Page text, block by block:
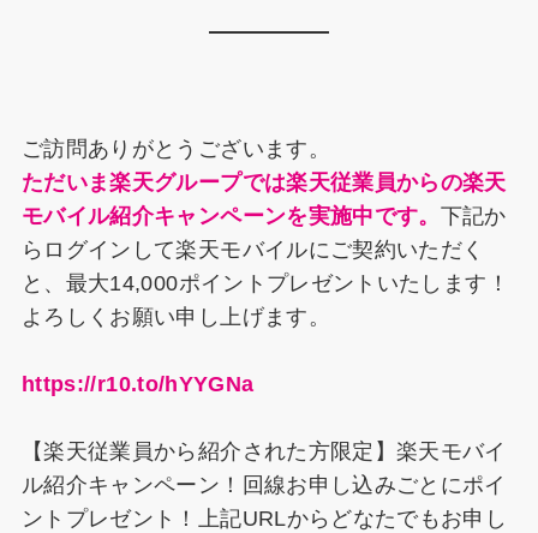
o
o
k
s
n
y
ご訪問ありがとうございます。
ただいま楽天グループでは楽天従業員からの楽天
モバイル紹介キャンペーンを実施中です。 下記か
らログインして楽天モバイルにご契約いただく
と、最大14,000ポイントプレゼントいたします！
よろしくお願い申し上げます。
https://r10.to/hYYGNa
【楽天従業員から紹介された方限定】楽天モバイ
ル紹介キャンペーン！回線お申し込みごとにポイ
ントプレゼント！上記URLからどなたでもお申し